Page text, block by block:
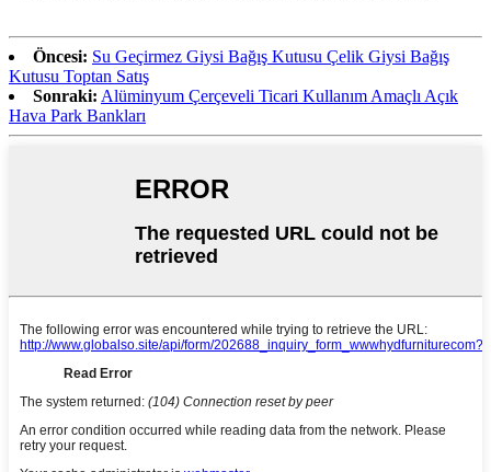
Öncesi: Su Geçirmez Giysi Bağış Kutusu Çelik Giysi Bağış
Kutusu Toptan Satış
Sonraki: Alüminyum Çerçeveli Ticari Kullanım Amaçlı Açık
Hava Park Bankları